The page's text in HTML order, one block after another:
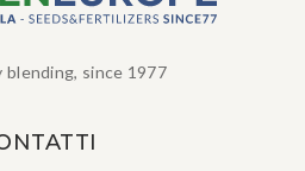
blending, since 1977